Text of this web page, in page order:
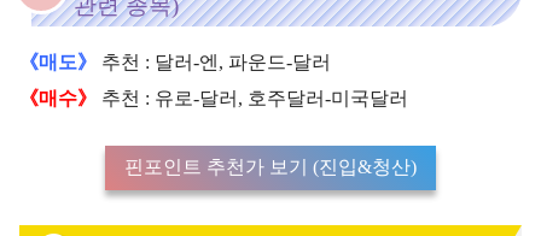
《매도》
추천 : 달러-엔, 파운드-달러
《매수》
추천 : 유로-달러, 호주달러-미국달러
핀포인트 추천가 보기 (진입&청산)